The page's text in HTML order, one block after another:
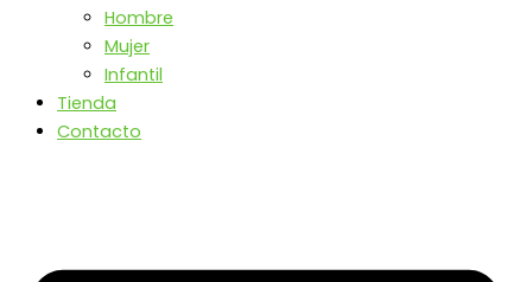
Hombre
Mujer
Infantil
Tienda
Contacto